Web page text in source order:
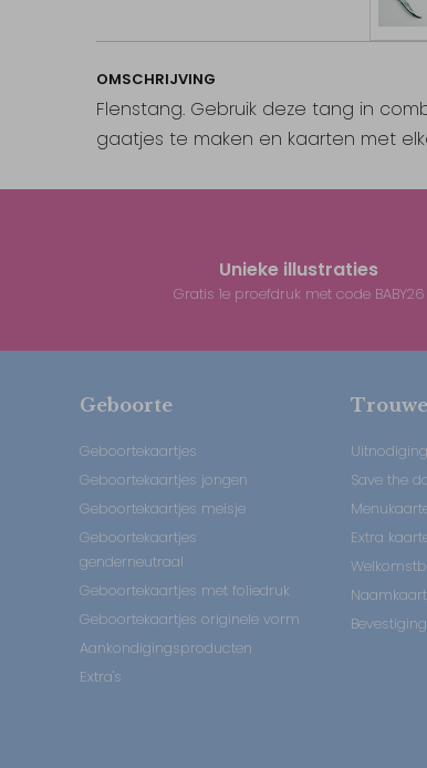
OMSCHRIJVING
Flenstang. Gebruik deze tang in
gaatjes te maken en kaarten met
Unieke illustraties
Gratis 1e proefdruk met code BABY26
Geboorte
Geboortekaartjes
Geboortekaartjes jongen
Geboortekaartjes meisje
Geboortekaartjes
genderneutraal
Geboortekaartjes met foliedruk
Geboortekaartjes originele vorm
Aankondigingsproducten
Extra's
Save the
Extra